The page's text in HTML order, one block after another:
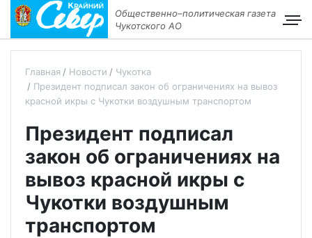
Общественно–политическая газета
Чукотского АО
Главная Новости
Чукотка
Президент подписал закон об ограничениях на вывоз
красной икры с Чукотки воздушным транспортом
Президент подписал
закон об ограничениях на
вывоз красной икры с
Чукотки воздушным
транспортом